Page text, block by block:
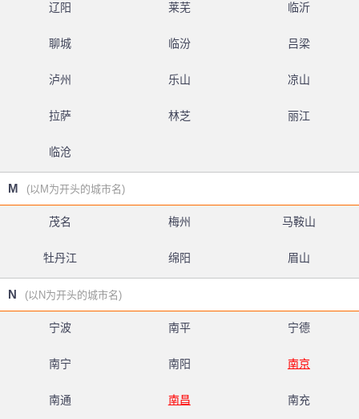
辽阳 莱芜 临沂
聊城 临汾 吕梁
泸州 乐山 凉山
拉萨 林芝 丽江
临沧
M (以M为开头的城市名)
茂名 梅州 马鞍山
牡丹江 绵阳 眉山
N (以N为开头的城市名)
宁波 南平 宁德
南宁 南阳 南京
南通 南昌 南充